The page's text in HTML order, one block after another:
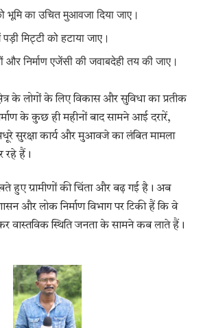
भूमि का उचित मुआवजा दिया जाए।
मिट्टी को हटाया जाए।
और निर्माण एजेंसी की जवाबदेही तय की जाए।
के लोगों के लिए विकास और सुविधा का प्रतीक
के कुछ ही महीनों बाद सामने आई दरारें,
सुरक्षा कार्य और मुआवजे का लंबित मामला
रहे हैं।
हुए ग्रामीणों की चिंता और बढ़ गई है। अब
और लोक निर्माण विभाग पर टिकी हैं कि वे
वास्तविक स्थिति जनता के सामने कब लाते हैं।